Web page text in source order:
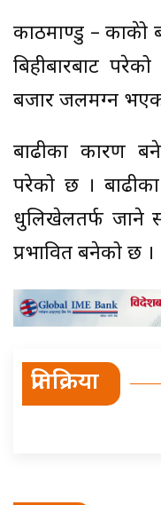
काठमाण्डु –
बिहीबारबाट
बजार जलमग्न
बाढीका कारण
परेको छ ।
धुलिखेलतर्फ जाने
प्रभावित बनेको छ ।
प्रतिक्रिया